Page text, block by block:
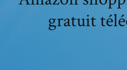
gratuit